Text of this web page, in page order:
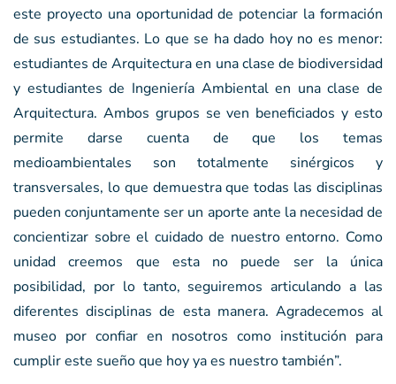
este proyecto una oportunidad de potenciar la formación
de sus estudiantes. Lo que se ha dado hoy no es menor:
estudiantes de Arquitectura en una clase de biodiversidad
y estudiantes de Ingeniería Ambiental en una clase de
Arquitectura. Ambos grupos se ven beneficiados y esto
permite darse cuenta de que los temas
medioambientales son totalmente sinérgicos y
transversales, lo que demuestra que todas las disciplinas
pueden conjuntamente ser un aporte ante la necesidad de
concientizar sobre el cuidado de nuestro entorno. Como
unidad creemos que esta no puede ser la única
posibilidad, por lo tanto, seguiremos articulando a las
diferentes disciplinas de esta manera. Agradecemos al
museo por confiar en nosotros como institución para
cumplir este sueño que hoy ya es nuestro también”.